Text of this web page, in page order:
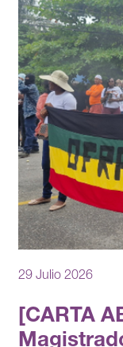
29 Julio 2026
[CARTA